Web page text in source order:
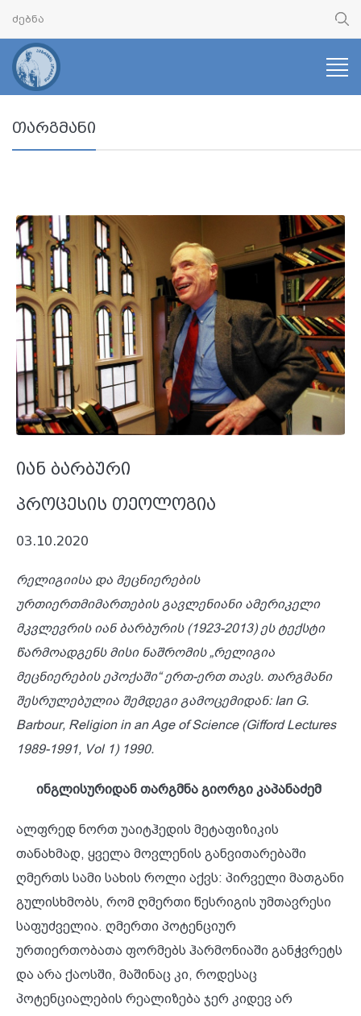
თარგმანი
იან ბარბური
პროცესის თეოლოგია
03.10.2020
რელიგიისა და მეცნიერების
ურთიერთმიმართების გავლენიანი ამერიკელი
მკვლევრის იან ბარბურის (1923-2013) ეს ტექსტი
წარმოადგენს მისი ნაშრომის „რელიგია
მეცნიერების ეპოქაში“ ერთ-ერთ თავს. თარგმანი
შესრულებულია შემდეგი გამოცემიდან: Ian G.
Barbour, Religion in an Age of Science (Gifford Lectures
1989-1991, Vol 1) 1990.
ინგლისურიდან თარგმნა გიორგი კაპანაძემ
ალფრედ ნორთ უაიტჰედის მეტაფიზიკის
თანახმად, ყველა მოვლენის განვითარებაში
ღმერთს სამი სახის როლი აქვს: პირველი მათგანი
გულისხმობს, რომ ღმერთი წესრიგის უმთავრესი
საფუძველია. ღმერთი პოტენციურ
ურთიერთობათა ფორმებს ჰარმონიაში განჭვრეტს
და არა ქაოსში, მაშინაც კი, როდესაც
პოტენციალების რეალიზება ჯერ კიდევ არ